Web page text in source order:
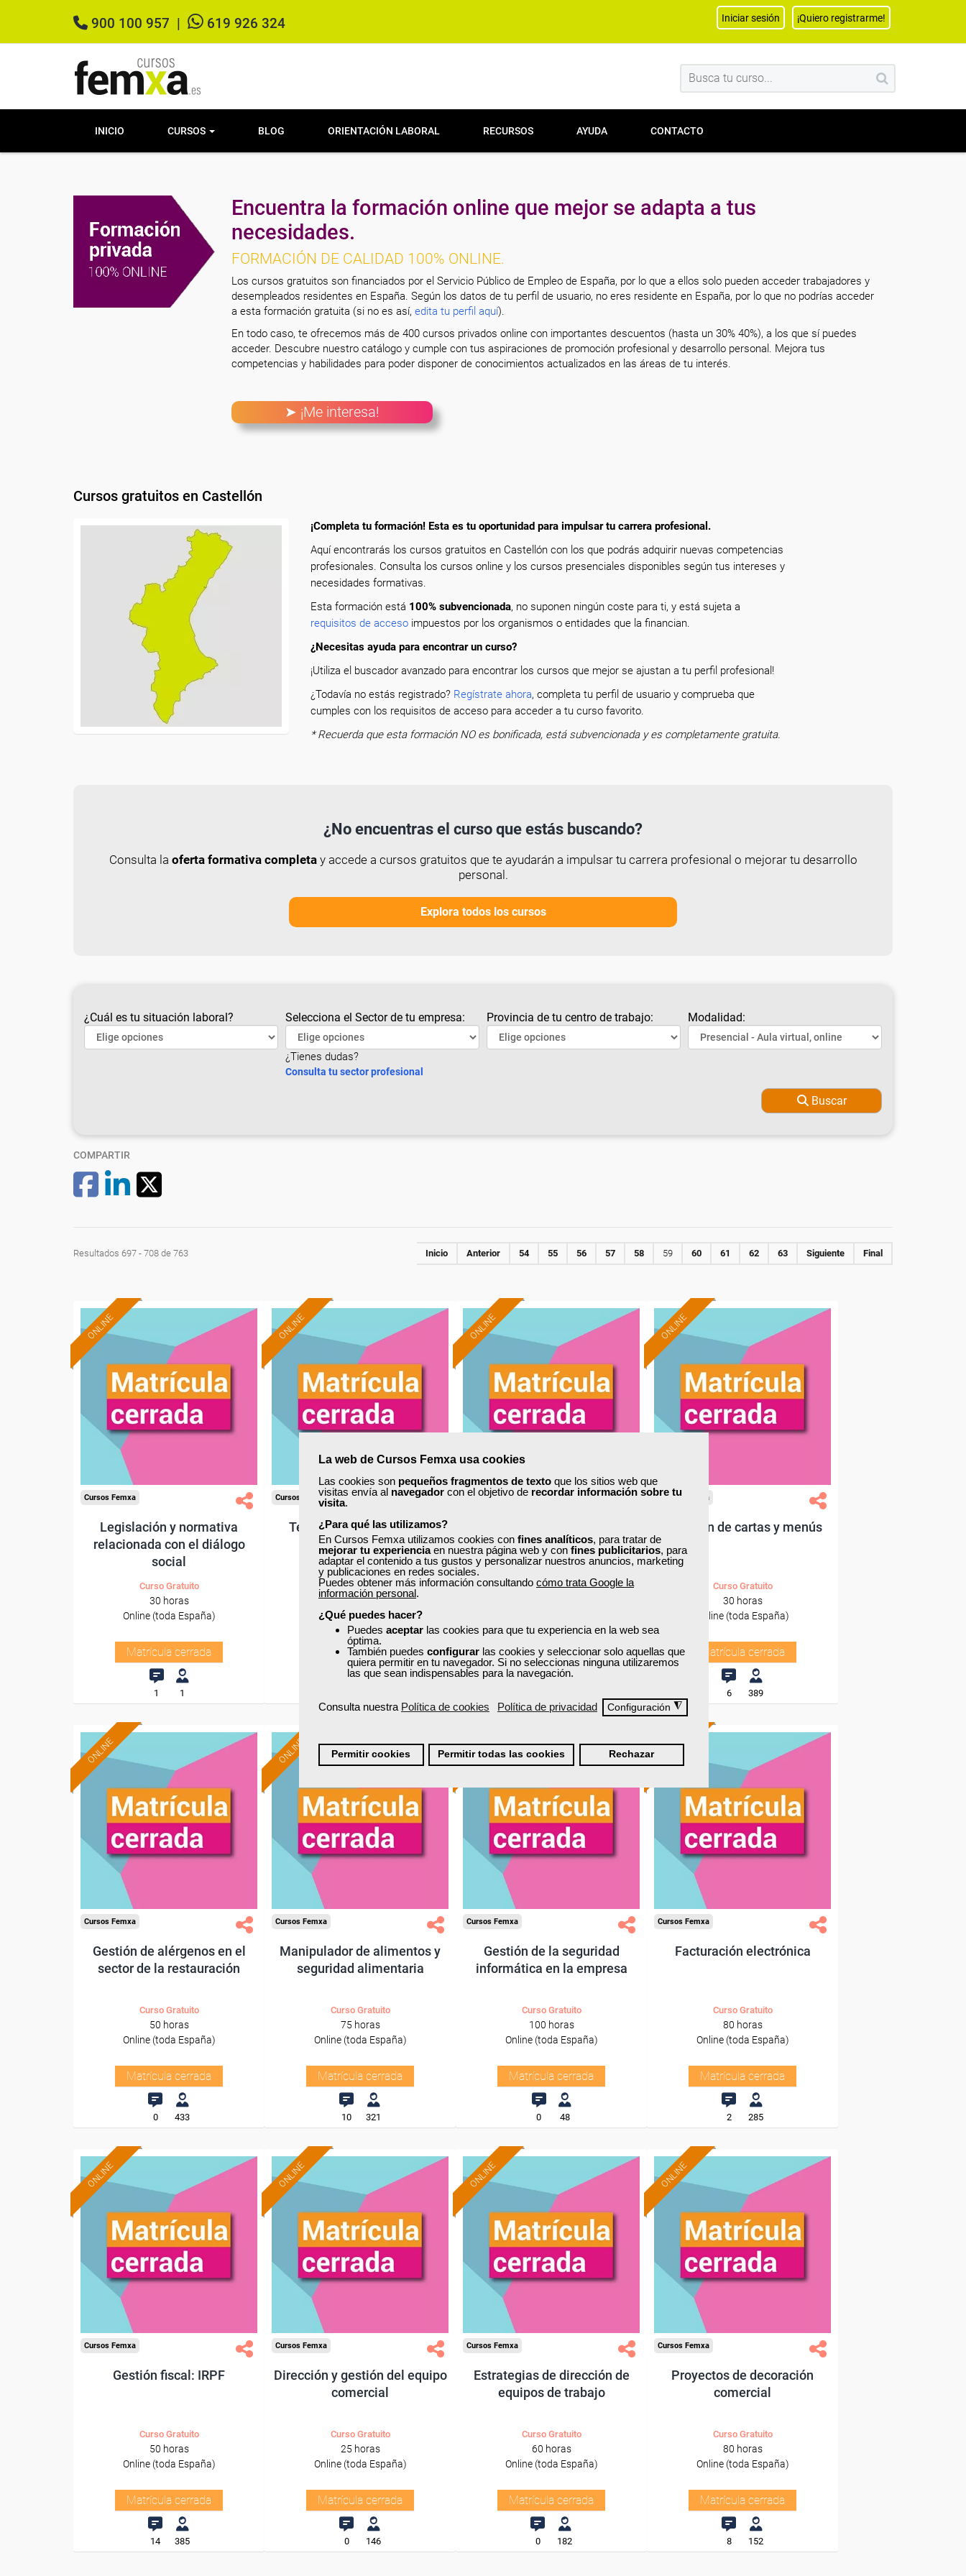
La web de Cursos Femxa usa cookies
Las cookies son pequeños fragmentos de texto que los sitios web que
visitas envía al navegador con el objetivo de recordar información sobre tu
visita.
¿Para qué las utilizamos?
En Cursos Femxa utilizamos cookies con fines analíticos, para tratar de
mejorar tu experienciaen nuestra página web y con fines publicitarios, para
adaptar el contenido a tus gustos y personalizar nuestros anuncios, marketing
y publicaciones en redes sociales.
Puedes obtener más información consultando cómo trata Google la
información personal.
¿Qué puedes hacer?
Puedes aceptar las cookies para que tu experiencia en la web sea
óptima.
También puedes configurar las cookies y seleccionar solo aquellas que
quiera permitir en tu navegador. Si no seleccionas ninguna utilizaremos
las que sean indispensables para la navegación.
Consulta nuestra Política de cookies Política de privacidad Configuración ◮
Permitir cookies Permitir todas las cookies Rechazar
900 100 957 619 926 324 Iniciar sesión ¡Quiero registrarme!
INICIO CURSOS BLOG ORIENTACIÓN LABORAL RECURSOS AYUDA CONTACTO
Encuentra la formación online que mejor se adapta a tus
necesidades.
FORMACIÓN DE CALIDAD 100% ONLINE.
Los cursos gratuitos son financiados por el Servicio Público de Empleo de España, por lo que a ellos solo pueden acceder trabajadores y
desempleados residentes en España. Según los datos de tu perfil de usuario, no eres residente en España, por lo que no podrías acceder
a esta formación gratuita (si no es así, edita tu perfil aquí).
En todo caso, te ofrecemos más de 400 cursos privados online con importantes descuentos (hasta un 30% 40%), a los que sí puedes
acceder. Descubre nuestro catálogo y cumple con tus aspiraciones de promoción profesional y desarrollo personal. Mejora tus
competencias y habilidades para poder disponer de conocimientos actualizados en las áreas de tu interés.
➤ ¡Me interesa!
Cursos gratuitos en Castellón
¡Completa tu formación! Esta es tu oportunidad para impulsar tu carrera profesional.
Aquí encontrarás los cursos gratuitos en Castellón con los que podrás adquirir nuevas competencias
profesionales. Consulta los cursos online y los cursos presenciales disponibles según tus intereses y
necesidades formativas.
Esta formación está 100% subvencionada, no suponen ningún coste para ti, y está sujeta a
requisitos de acceso impuestos por los organismos o entidades que la financian.
¿Necesitas ayuda para encontrar un curso?
¡Utiliza el buscador avanzado para encontrar los cursos que mejor se ajustan a tu perfil profesional!
¿Todavía no estás registrado? Regístrate ahora, completa tu perfil de usuario y comprueba que
cumples con los requisitos de acceso para acceder a tu curso favorito.
* Recuerda que esta formación NO es bonificada, está subvencionada y es completamente gratuita.
¿No encuentras el curso que estás buscando?
Consulta la oferta formativa completay accede a cursos gratuitos que te ayudarán a impulsar tu carrera profesional o mejorar tu desarrollo
personal.
Explora todos los cursos
¿Cuál es tu situación laboral? Selecciona el Sector de tu empresa:
¿Tienes dudas?
Consulta tu sector profesional
Provincia de tu centro de trabajo: Modalidad:
Buscar
COMPARTIR
Resultados 697 - 708 de 763 Inicio Anterior 54 55 56 57 58 59 60 61 62 63 Siguiente Final
ONLINE
Cursos Femxa
Legislación y normativa
relacionada con el diálogo
social
Curso Gratuito
30 horas
Online (toda España)
Matrícula cerrada
1 1
ONLINE
Cursos Femxa
Técnicas de negociación
Curso Gratuito
60 horas
Online (toda España)
Matrícula cerrada
ONLINE
Cursos Femxa
diseño en proceso de servicio
Curso Gratuito
Matrícula cerrada
ONLINE
Cursos Femxa
Creación de cartas y menús
Curso Gratuito
30 horas
Online (toda España)
Matrícula cerrada
6 389
ONLINE
Cursos Femxa
Gestión de alérgenos en el
sector de la restauración
Curso Gratuito
50 horas
Online (toda España)
Matrícula cerrada
0 433
ONLINE
Cursos Femxa
Manipulador de alimentos y
seguridad alimentaria
Curso Gratuito
75 horas
Online (toda España)
Matrícula cerrada
10 321
ONLINE
Cursos Femxa
Gestión de la seguridad
informática en la empresa
Curso Gratuito
100 horas
Online (toda España)
Matrícula cerrada
0 48
ONLINE
Cursos Femxa
Facturación electrónica
Curso Gratuito
80 horas
Online (toda España)
Matrícula cerrada
2 285
ONLINE
Cursos Femxa
Gestión fiscal: IRPF
Curso Gratuito
50 horas
Online (toda España)
Matrícula cerrada
14 385
ONLINE
Cursos Femxa
Dirección y gestión del equipo
comercial
Curso Gratuito
25 horas
Online (toda España)
Matrícula cerrada
0 146
ONLINE
Cursos Femxa
Estrategias de dirección de
equipos de trabajo
Curso Gratuito
60 horas
Online (toda España)
Matrícula cerrada
0 182
ONLINE
Cursos Femxa
Proyectos de decoración
comercial
Curso Gratuito
80 horas
Online (toda España)
Matrícula cerrada
8 152